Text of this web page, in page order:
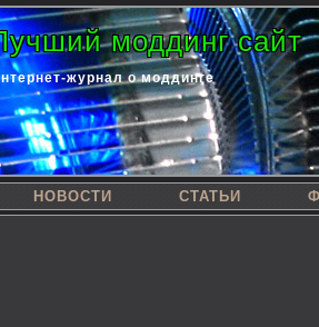
моддинг сайт
журнал о моддинге
НОВОСТИ СТАТЬИ